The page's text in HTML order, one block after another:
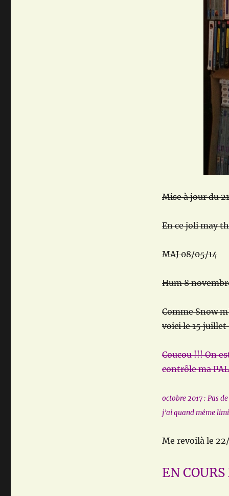
Mise à jour du
En ce joli may
MAJ 08/05/14
Hum 8
Comme Snow
voici le 15 juillet
Coucou !!! On
contrôle ma
octobre 2017 : Pas
j’ai quand même
Me revoilà le
EN